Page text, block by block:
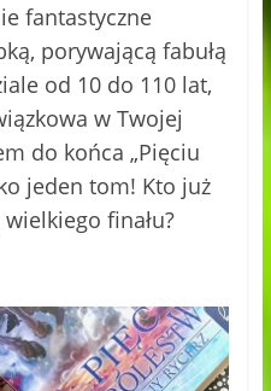
fantastyczne
porywającą fabułą
od 10 do 110 lat,
w Twojej
do końca „Pięciu
jeden tom! Kto już
finału?